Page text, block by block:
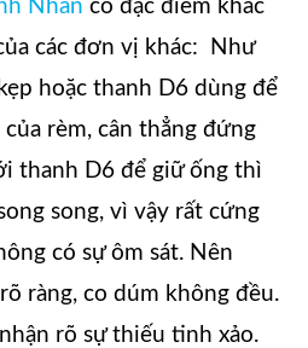
Nhàn có đặc điểm khác
các đơn vị khác: Như
hoặc thanh D6 dùng để
rèm, cân thẳng đứng
thanh D6 để giữ ống thì
song, vì vậy rất cứng
có sự ôm sát. Nên
ràng, co dúm không đều.
rõ sự thiếu tinh xảo.